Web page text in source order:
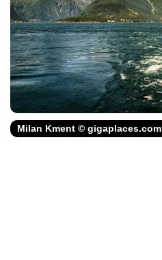
Milan Kment © gigaplaces.com